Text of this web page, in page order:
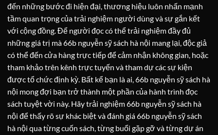
đến những bước đi hiện đại, thương hiệu luôn nhấn mạnh
tầm quan trọng của trải nghiệm người dùng và sự gắn kết
với cộng đồng. Để người đọc có thể trải nghiệm đầy đủ
những giá trị mà 66b nguyễn sỹ sách hà nội mang lại, độc giả
có thể đến cửa hàng trực tiếp để cảm nhận không gian, hoặc
tham khảo trên kênh trực tuyến và tham dự các sự kiện
được tổ chức định kỳ. Bất kể bạn là ai, 66b nguyễn sỹ sách hà
nội mong đợi bạn trở thành một phần của hành trình đọc
sách tuyệt vời này. Hãy trải nghiệm 66b nguyễn sỹ sách hà
nội để thấy rõ sự khác biệt và đánh giá 66b nguyễn sỹ sách
hà nội qua từng cuốn sách, từng buổi gặp gỡ và từng dự án